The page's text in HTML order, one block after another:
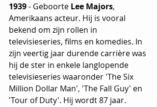
1939 - Geboorte Lee Majors,
Amerikaans acteur. Hij is vooral
bekend om zijn rollen in
televisieseries, films en komedies. In
zijn veertig jaar durende carrière was
hij de ster in enkele langlopende
televisieseries waaronder 'The Six
Million Dollar Man', 'The Fall Guy' en
'Tour of Duty'. Hij wordt 87 jaar.